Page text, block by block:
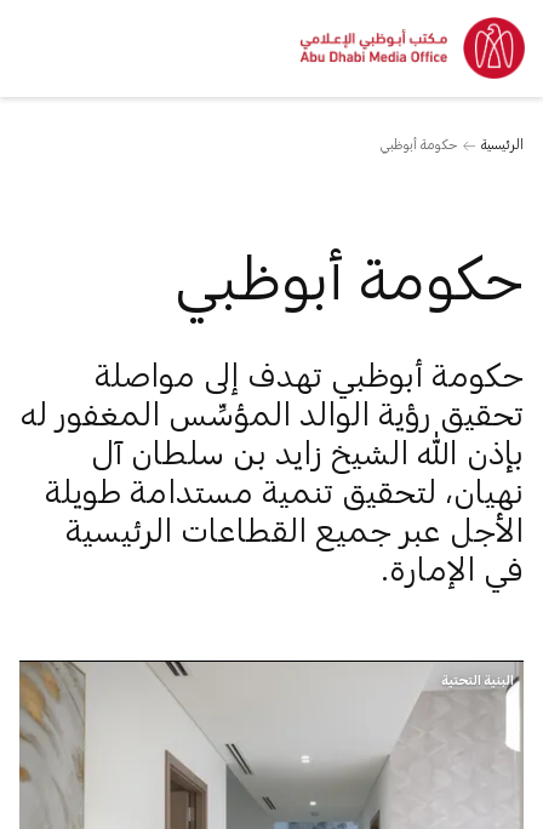
الرئيسية حكومة أبوظبي
حكومة أبوظبي
حكومة أبوظبي تهدف إلى مواصلة
تحقيق رؤية الوالد المؤسِّس المغفور له
بإذن الله الشيخ زايد بن سلطان آل
نهيان، لتحقيق تنمية مستدامة طويلة
الأجل عبر جميع القطاعات الرئيسية
في الإمارة.
البنية التحتية